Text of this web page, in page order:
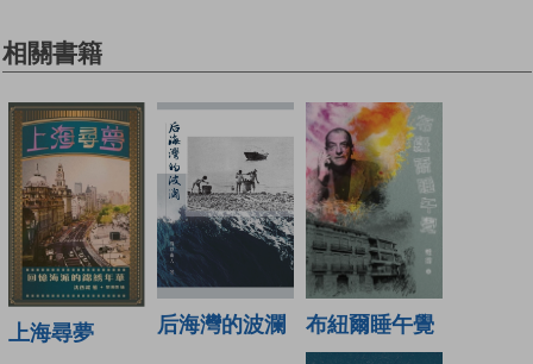
相關書籍
上海尋夢 后海灣的波瀾 布紐爾睡午覺